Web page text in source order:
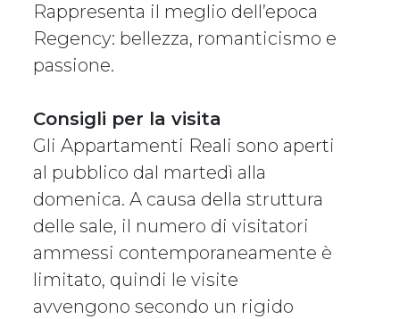
Rappresenta il meglio dell’epoca
Regency: bellezza, romanticismo e
passione.
Consigli per la visita
Gli Appartamenti Reali sono aperti
al pubblico dal martedì alla
domenica. A causa della struttura
delle sale, il numero di visitatori
ammessi contemporaneamente è
limitato, quindi le visite
avvengono secondo un rigido